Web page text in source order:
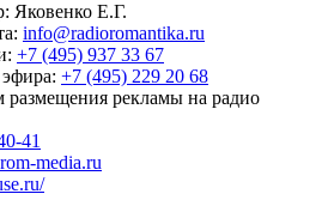
Яковенко Е.Г.
info@radioromantika.ru
+7 (495) 937 33 67
+7 (495) 229 20 68
размещения рекламы на радио
41
media.ru